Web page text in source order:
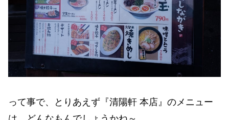
って事で、とりあえず『清陽軒 本店』のメニュー